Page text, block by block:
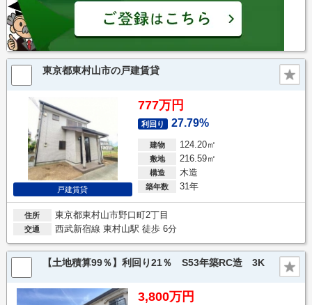
東京都東村山市の戸建賃貸
戸建賃貸
777万円
利回り 27.79%
建物 124.20㎡
敷地 216.59㎡
構造 木造
築年数 31年
住所 東京都東村山市野口町2丁目
交通 西武新宿線 東村山駅 徒歩 6分
【土地積算99％】利回り21％ S53年築RC造 3K
3,800万円